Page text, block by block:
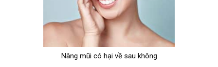
Nâng mũi có hại về sau không